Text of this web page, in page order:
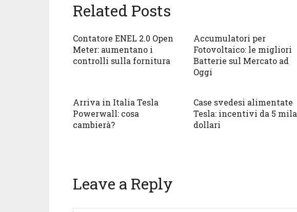
Related Posts
Contatore ENEL 2.0 Open
Meter: aumentano i
controlli sulla fornitura
Accumulatori per
Fotovoltaico: le migliori
Batterie sul Mercato ad
Oggi
Arriva in Italia Tesla
Powerwall: cosa
cambierà?
Case svedesi alimentate
Tesla: incentivi da 5 mila
dollari
Leave a Reply